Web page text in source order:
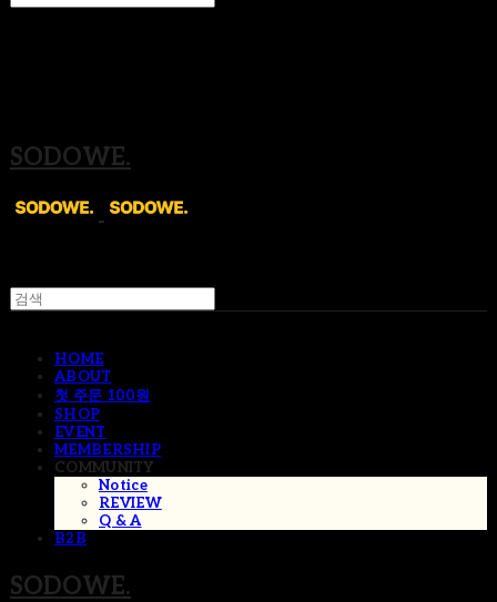
SODOWE.
HOME
ABOUT
첫 주문 100원
SHOP
EVENT
MEMBERSHIP
COMMUNITY
Notice
REVIEW
Q & A
B2B
SODOWE.